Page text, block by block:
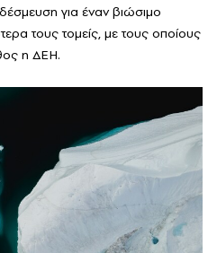
για έναν βιώσιμο
τους τομείς, με τους οποίους
η ΔΕΗ.